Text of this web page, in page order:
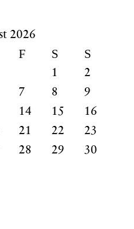
2026
F S S
1
2
7 8
9
14 15
16
21 22
23
28 29
30